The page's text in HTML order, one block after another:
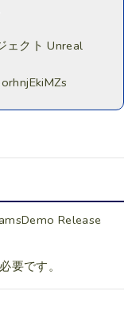
ェクト Unreal
Release
要です。